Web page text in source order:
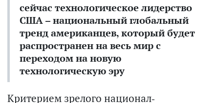
сейчас технологическое лидерство
США – национальный глобальный
тренд американцев, который будет
распространен на весь мир с
переходом на новую
технологическую эру
Критерием зрелого национал-